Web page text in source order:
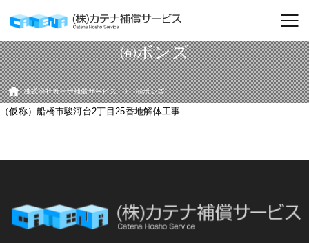
㈲ボンズ
株式会社カテナ補償サービス ㈲ボンズ
（仮称）船橋市駿河台2丁目25番地解体工事